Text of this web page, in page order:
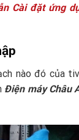
Cài đặt ứng
nào đó của
Điện máy Châu